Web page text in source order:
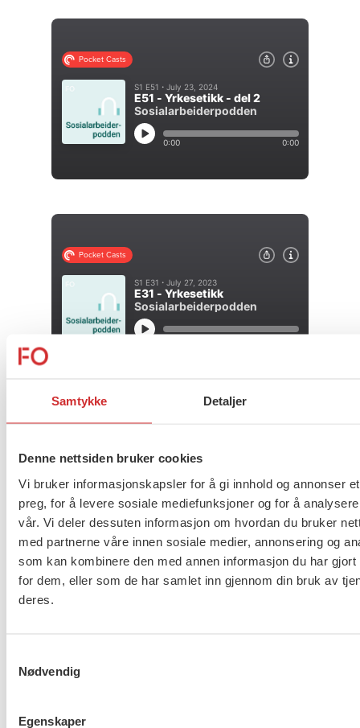
Samtykke Detaljer
Denne nettsiden bruker cookies
Vi bruker informasjonskapsler for å gi innhold og annonser
preg, for å levere sosiale mediefunksjoner og for å
vår. Vi deler dessuten informasjon om hvordan du bruker
med partnerne våre innen sosiale medier, annonsering og
som kan kombinere den med annen informasjon du har gjort
for dem, eller som de har samlet inn gjennom din bruk av
deres.
Nødvendig
Egenskaper
Yrkesetisk råd
FOs yrkesetiske råd skal bidra til etisk refleksjon og
bevissthet blant barnevernspedagoger,
sosionomer, vernepleiere og velferdsvitere.
Rådet skal arbeide for å holde den etiske
drøfting av etiske spørsmål.
Rådet består av leder og tre representanter fra hver